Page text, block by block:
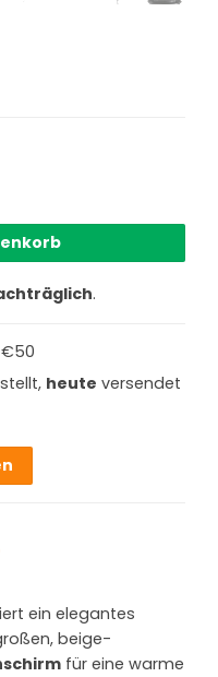
mit beigem
.
heute versendet
ein elegantes
beige-
für eine warme